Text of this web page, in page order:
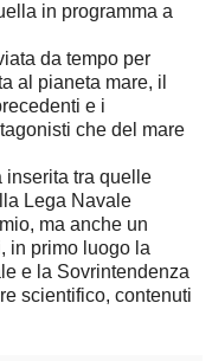
in programma a
da tempo per
al pianeta mare, il
e i
che del mare
inserita tra quelle
Lega Navale
ma anche un
in primo luogo la
e la Sovrintendenza
scientifico, contenuti